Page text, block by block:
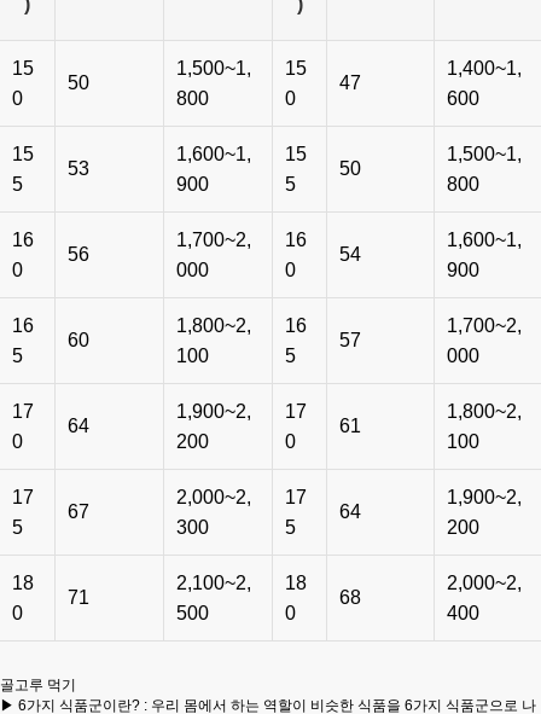
)
)
15
0
50
1,500~1,
800
15
0
47
1,400~1,
600
15
5
53
1,600~1,
900
15
5
50
1,500~1,
800
16
0
56
1,700~2,
000
16
0
54
1,600~1,
900
16
5
60
1,800~2,
100
16
5
57
1,700~2,
000
17
0
64
1,900~2,
200
17
0
61
1,800~2,
100
17
5
67
2,000~2,
300
17
5
64
1,900~2,
200
18
0
71
2,100~2,
500
18
0
68
2,000~2,
400
골고루 먹기
▶ 6가지 식품군이란? : 우리 몸에서 하는 역할이 비슷한 식품을 6가지 식품군으로 나